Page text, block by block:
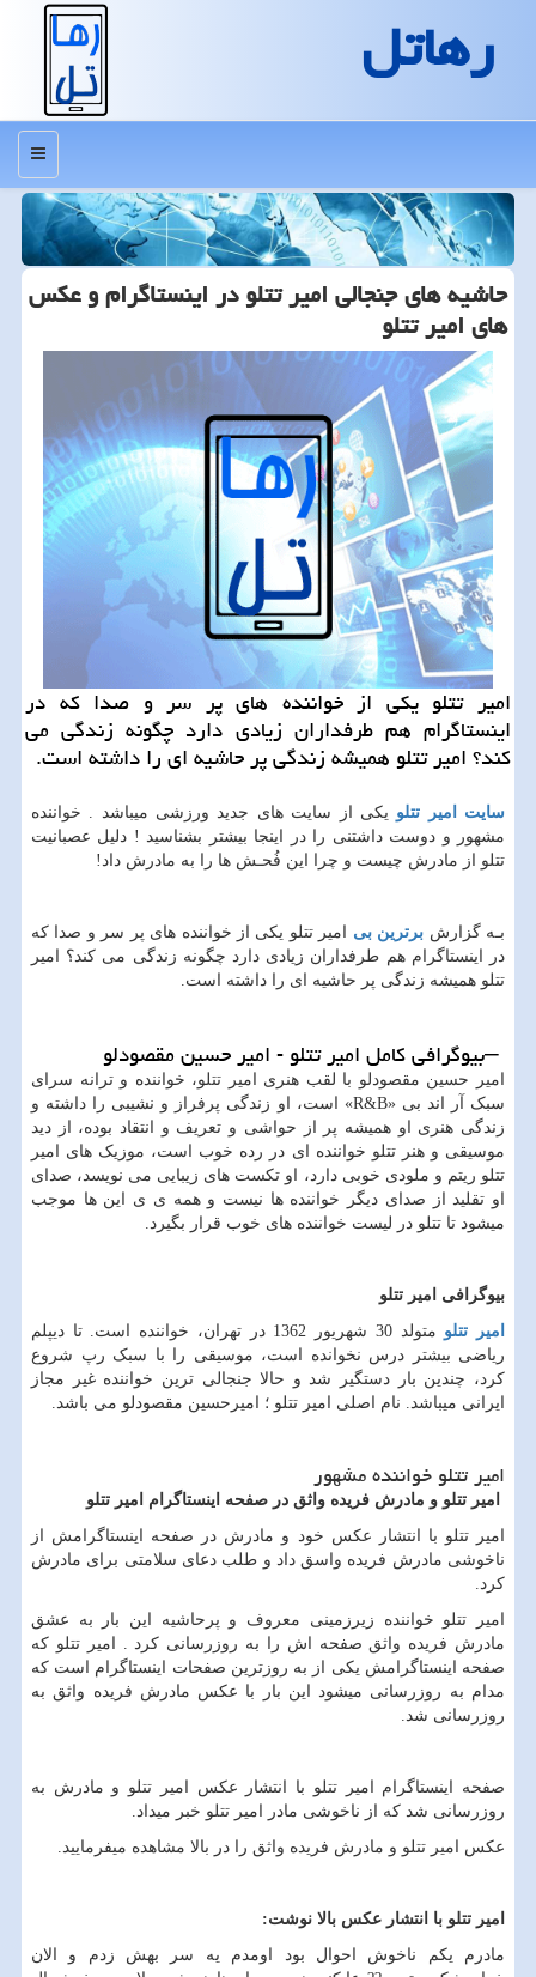
رهاتل
منو
حاشیه های جنجالی امیر تتلو در اینستاگرام و عكس
های امیر تتلو
امیر تتلو یكی از خواننده های پر سر و صدا كه در
اینستاگرام هم طرفداران زیادی دارد چگونه زندگی می
كند؟ امیر تتلو همیشه زندگی پر حاشیه ای را داشته است.
سایت امیر تتلو یکی از سایت های جدید ورزشی میباشد . خواننده
مشهور و دوست داشتنی را در اینجا بیشتر بشناسید ! دلیل عصبانیت
تتلو از مادرش چیست و چرا این فُحـش ها را به مادرش داد!
بـه گزارش برترین بی امیر تتلو یکی از خواننده های پر سر و صدا که
در اینستاگرام هم طرفداران زیادی دارد چگونه زندگی می کند؟ امیر
تتلو همیشه زندگی پر حاشیه ای را داشته است.
–بیوگرافی کامل امیر تتلو - امیر حسین مقصودلو
امیر حسین مقصودلو با لقب هنری امیر تتلو، خواننده و ترانه سرای
سبک آر اند بی «R&B» است، او زندگی پرفراز و نشیبی را داشته و
زندگی هنری او همیشه پر از حواشی و تعریف و انتقاد بوده، از دید
موسیقی و هنر تتلو خواننده ای در رده خوب است، موزیک های امیر
تتلو ریتم و ملودی خوبی دارد، او تکست های زیبایی می نویسد، صدای
او تقلید از صدای دیگر خواننده ها نیست و همه ی ی این ها موجب
میشود تا تتلو در لیست خواننده های خوب قرار بگیرد.
بیوگرافی امیر تتلو
امیر تتلو
متولد 30 شهریور 1362 در تهران، خواننده است. تا دیپلم
ریاضی بیشتر درس نخوانده است، موسیقی را با سبک رپ شروع
کرد، چندین بار دستگیر شد و حالا جنجالی ترین خواننده غیر مجاز
ایرانی میباشد. نام اصلی امیر تتلو ؛ امیرحسین مقصودلو می باشد.
امیر تتلو خواننده مشهور
امیر تتلو و مادرش فریده واثق در صفحه اینستاگرام امیر تتلو
امیر تتلو با انتشار عکس خود و مادرش در صفحه اینستاگرامش از
ناخوشی مادرش فریده واسق داد و طلب دعای سلامتی برای مادرش
کرد.
امیر تتلو خواننده زیرزمینی معروف و پرحاشیه این بار به عشق
مادرش فریده واثق صفحه اش را به روزرسانی کرد . امیر تتلو که
صفحه اینستاگرامش یکی از به روزترین صفحات اینستاگرام است که
مدام به روزرسانی میشود این بار با عکس مادرش فریده واثق به
روزرسانی شد.
صفحه اینستاگرام امیر تتلو با انتشار عکس امیر تتلو و مادرش به
روزرسانی شد که از ناخوشی مادر امیر تتلو خبر میداد.
عکس امیر تتلو و مادرش فریده واثق را در بالا مشاهده میفرمایید.
امیر تتلو با انتشار عکس بالا نوشت:
مادرم یکم ناخوش احوال بود اومدم یه سر بهش زدم و الان